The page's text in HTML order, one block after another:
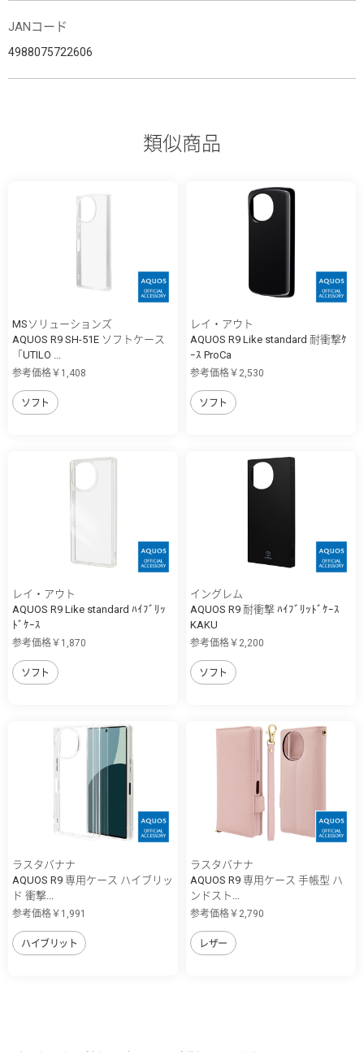
JANコード
4988075722606
類似商品
MSソリューションズ
AQUOS R9 SH-51E ソフトケース
「UTILO ...
参考価格￥1,408
ソフト
レイ・アウト
AQUOS R9 Like standard 耐衝撃ｹ
ｰｽ ProCa
参考価格￥2,530
ソフト
レイ・アウト
AQUOS R9 Like standard ﾊｲﾌﾞﾘｯ
ﾄﾞｹｰｽ
参考価格￥1,870
ソフト
イングレム
AQUOS R9 耐衝撃 ﾊｲﾌﾞﾘｯﾄﾞｹｰｽ
KAKU
参考価格￥2,200
ソフト
ラスタバナナ
AQUOS R9 専用ケース ハイブリッ
ド 衝撃...
参考価格￥1,991
ハイブリット
ラスタバナナ
AQUOS R9 専用ケース 手帳型 ハ
ンドスト...
参考価格￥2,790
レザー